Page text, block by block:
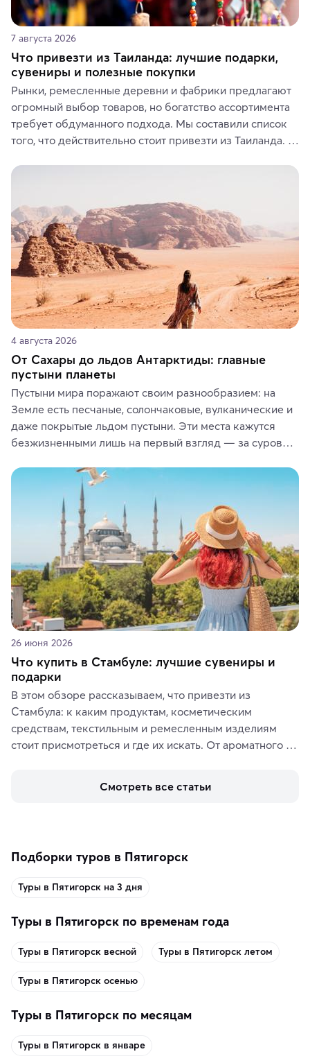
7 августа 2026
Что привезти из Таиланда: лучшие подарки,
сувениры и полезные покупки
Рынки, ремесленные деревни и фабрики предлагают
огромный выбор товаров, но богатство ассортимента
требует обдуманного подхода. Мы составили список
того, что действительно стоит привезти из Таиланда.
средства, одежду, украшения, предметы интерьера
где их купить.
4 августа 2026
От Сахары до льдов Антарктиды: главные
пустыни планеты
Пустыни мира поражают своим разнообразием: на
Земле есть песчаные, солончаковые, вулканические и
даже покрытые льдом пустыни. Эти места кажутся
безжизненными лишь на первый взгляд — за суровой
животные и маршруты, которые дарят одни из самых
ярких впечатлений от путешествий.
26 июня 2026
Что купить в Стамбуле: лучшие сувениры и
подарки
В этом обзоре рассказываем, что привезти из
Стамбула: к каким продуктам, косметическим
средствам, текстильным и ремесленным изделиям
стоит присмотреться и где их искать. От ароматного
аутентичных лавках — в подарок близким или себе на
Смотреть все статьи
Подборки туров в Пятигорск
Туры в Пятигорск на 3 дня
Туры в Пятигорск по временам года
Туры в Пятигорск весной Туры в Пятигорск летом
Туры в Пятигорск осенью
Туры в Пятигорск по месяцам
Туры в Пятигорск в январе